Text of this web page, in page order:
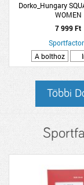
Dorko_Hungary
WOMEN
7 999 Ft
A bolthoz
Többi